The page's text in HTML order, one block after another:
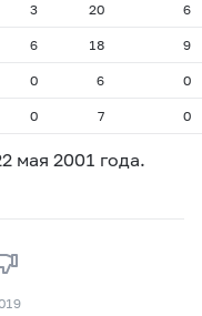
3 20 6
6 18 9
0 6 0
0 7 0
мая 2001 года.